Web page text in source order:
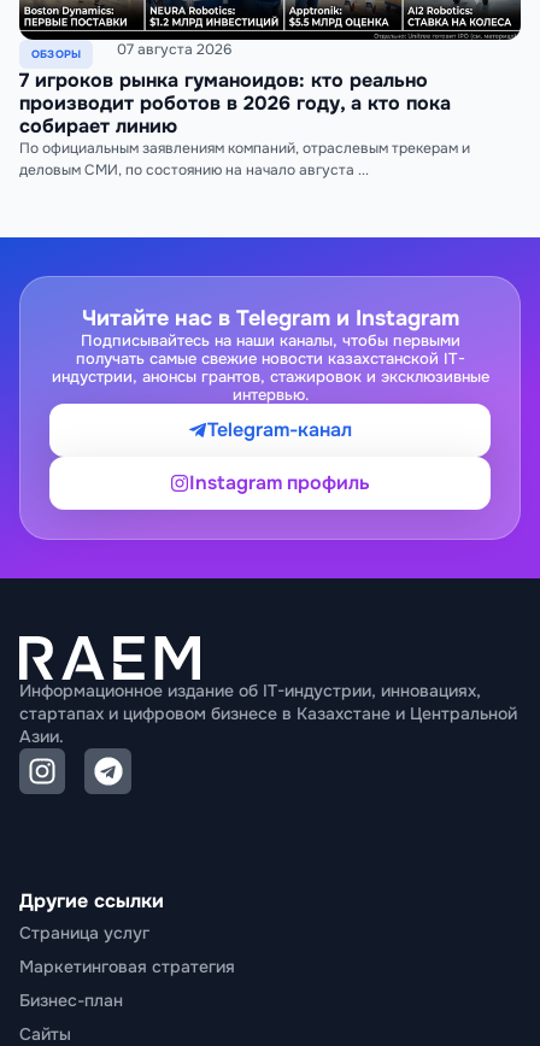
ОБЗОРЫ 07 августа 2026
7 игроков рынка гуманоидов: кто реально
производит роботов в 2026 году, а кто пока
собирает линию
По официальным заявлениям компаний, отраслевым трекерам и
деловым СМИ, по состоянию на начало августа ...
Читайте нас в Telegram и Instagram
Подписывайтесь на наши каналы, чтобы первыми
получать самые свежие новости казахстанской IT-
индустрии, анонсы грантов, стажировок и эксклюзивные
интервью.
Telegram-канал
Instagram профиль
Информационное издание об IT-индустрии, инновациях,
стартапах и цифровом бизнесе в Казахстане и Центральной
Азии.
Другие ссылки
Страница услуг
Маркетинговая стратегия
Бизнес-план
Сайты